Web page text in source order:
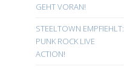
GEHT VORAN!
STEELTOWN EMPFIEHLT:
PUNK ROCK LIVE
ACTION!